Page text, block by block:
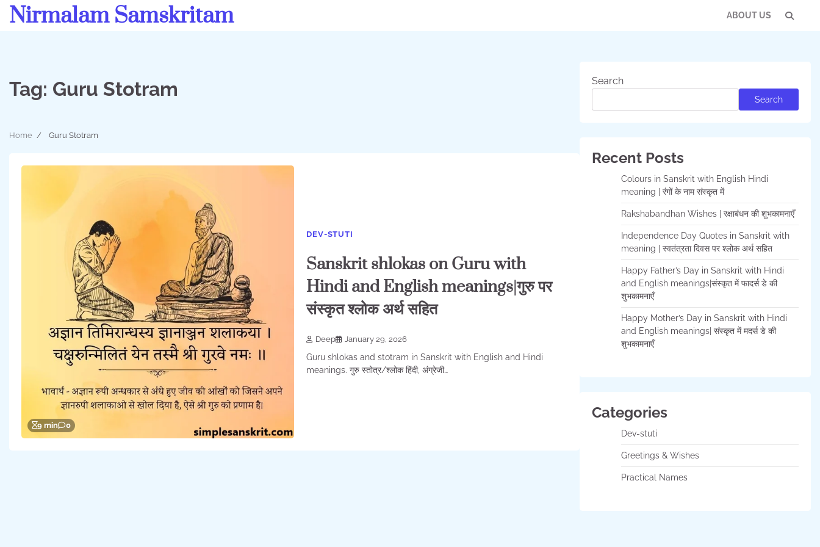
SkipNirmalam Samskritam ABOUT US
Tag: Guru Stotram
Home Guru Stotram
9 min 0
DEV-STUTI
Sanskrit shlokas on Guru with
Hindi and English meanings|गुरु पर
संस्कृत श्लोक अर्थ सहित
Deep January 29, 2026
Guru shlokas and stotram in Sanskrit with English and Hindi
meanings. गुरु स्तोत्र/श्लोक हिंदी, अंग्रेजी…
Search
Search
Recent Posts
Colours in Sanskrit with English Hindi
meaning | रंगों के नाम संस्कृत में
Rakshabandhan Wishes | रक्षाबंधन की शुभकामनाएँ
Independence Day Quotes in Sanskrit with
meaning | स्वतंत्रता दिवस पर श्लोक अर्थ सहित
Happy Father’s Day in Sanskrit with Hindi
and English meanings|संस्कृत में फादर्स डे की
शुभकामनाएँ
Happy Mother’s Day in Sanskrit with Hindi
and English meanings| संस्कृत में मदर्स डे की
शुभकामनाएँ
Categories
Dev-stuti
Greetings & Wishes
Practical Names